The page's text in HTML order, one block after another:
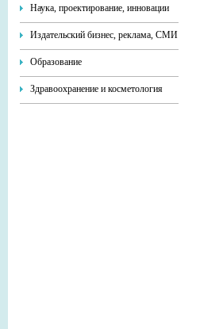
Наука, проектирование, инновации
Издательский бизнес, реклама, СМИ
Образование
Здравоохранение и косметология